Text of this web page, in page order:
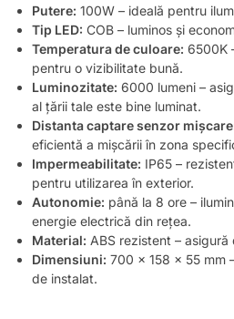
Putere: 100W – ideală pentru
Tip LED: COB – luminos și
Temperatura de culoare: 6500K
pentru o vizibilitate bună.
Luminozitate: 6000 lumeni –
al țării tale este bine luminat.
Distanta captare senzor
eficientă a mișcării în zona
Impermeabilitate: IP65 –
pentru utilizarea în exterior.
Autonomie: până la 8 ore –
energie electrică din rețea.
Material: ABS rezistent –
Dimensiuni: 700 x 158 x 55 mm
de instalat.